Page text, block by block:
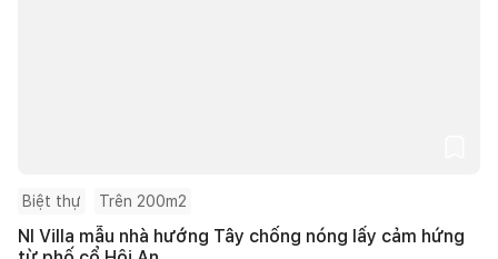
Biệt thự Trên 200m2
NI Villa mẫu nhà hướng Tây chống nóng lấy cảm hứng